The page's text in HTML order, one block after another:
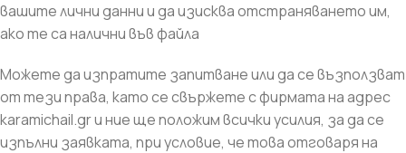
вашите лични данни и да изисква отстраняването им,
ако те са налични във файла
Можете да изпратите запитване или да се възползват
от тези права, като се свържете с фирмата на адрес
karamichail.gr и ние ще положим всички усилия, за да се
изпълни заявката, при условие, че това отговаря на